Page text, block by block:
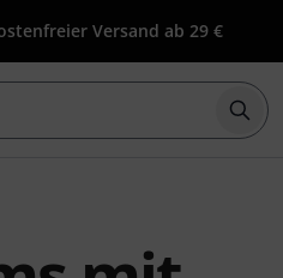
Versand ab 29 €